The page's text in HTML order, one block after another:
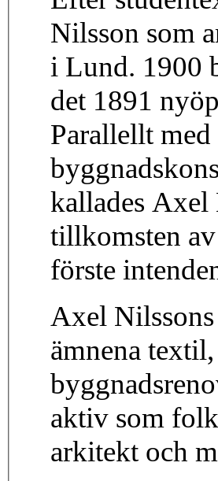
Nilsson som
i Lund. 1900
det 1891
Parallellt
kallades
tillkomsten
förste
Axel
ämnena
aktiv som
arkitekt och